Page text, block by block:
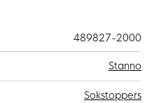
489827-2000
Stanno
Sokstoppers